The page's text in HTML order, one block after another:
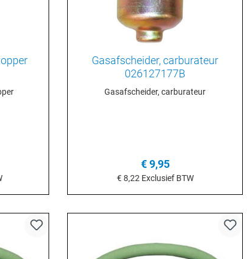
Gasafscheider, carburateur
026127177B
Gasafscheider, carburateur
€ 9,95
€ 8,22 Exclusief BTW